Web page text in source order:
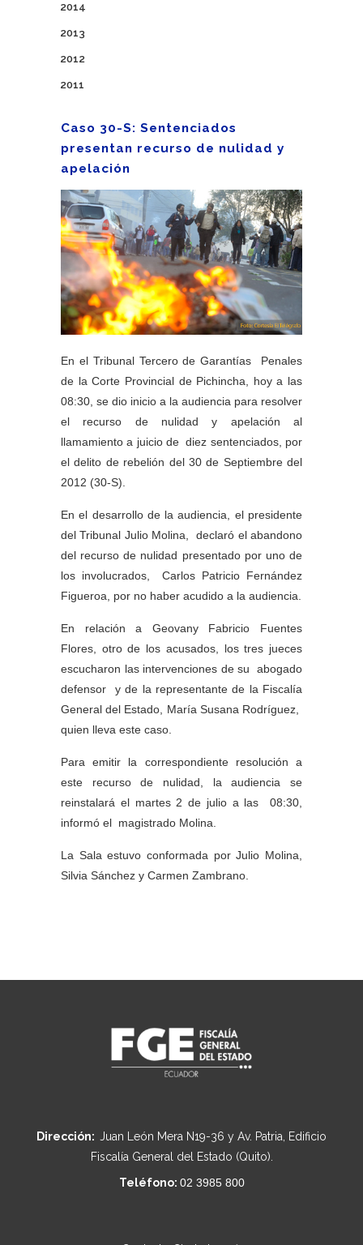
2014
2013
2012
2011
Caso 30-S: Sentenciados
presentan recurso de nulidad y
apelación
En el Tribunal Tercero de Garantías Penales
de la Corte Provincial de Pichincha, hoy a las
08:30, se dio inicio a la audiencia para resolver
el recurso de nulidad y apelación al
llamamiento a juicio de diez sentenciados, por
el delito de rebelión del 30 de Septiembre del
2012 (30-S).
En el desarrollo de la audiencia, el presidente
del Tribunal Julio Molina, declaró el abandono
del recurso de nulidad presentado por uno de
los involucrados, Carlos Patricio Fernández
Figueroa, por no haber acudido a la audiencia.
En relación a Geovany Fabricio Fuentes
Flores, otro de los acusados, los tres jueces
escucharon las intervenciones de su abogado
defensor y de la representante de la Fiscalía
General del Estado, María Susana Rodríguez,
quien lleva este caso.
Para emitir la correspondiente resolución a
este recurso de nulidad, la audiencia se
reinstalará el martes 2 de julio a las 08:30,
informó el magistrado Molina.
La Sala estuvo conformada por Julio Molina,
Silvia Sánchez y Carmen Zambrano.
Dirección: Juan León Mera N19-36 y Av. Patria, Edificio
Fiscalía General del Estado (Quito).
Teléfono: 02 3985 800